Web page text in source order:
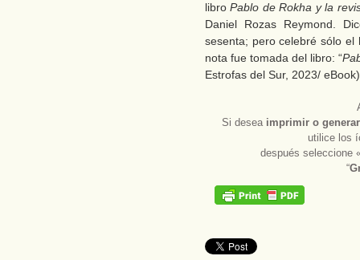
libroPablo de Rokha y la
Daniel Rozas Reymond.
sesenta; pero celebré sólo
nota fue tomada del libro: “
Estrofas del Sur, 2023/
Si desea imprimir o
utilice los
después seleccione
“